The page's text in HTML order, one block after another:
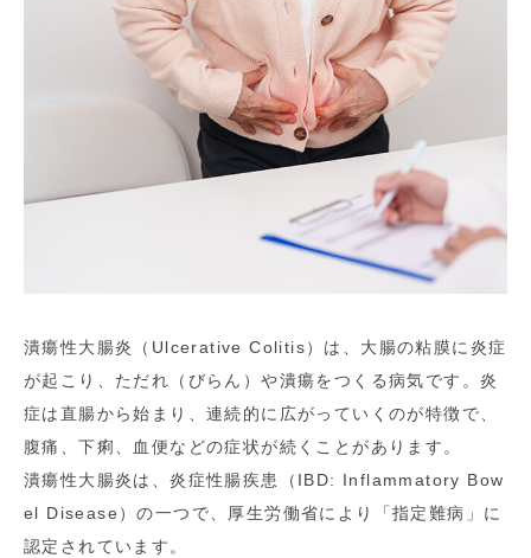
潰瘍性大腸炎（Ulcerative Colitis）は、大腸の粘膜に炎症
が起こり、ただれ（びらん）や潰瘍をつくる病気です。炎
症は直腸から始まり、連続的に広がっていくのが特徴で、
腹痛、下痢、血便などの症状が続くことがあります。
潰瘍性大腸炎は、炎症性腸疾患（IBD: Inflammatory Bow
el Disease）の一つで、厚生労働省により「指定難病」に
認定されています。